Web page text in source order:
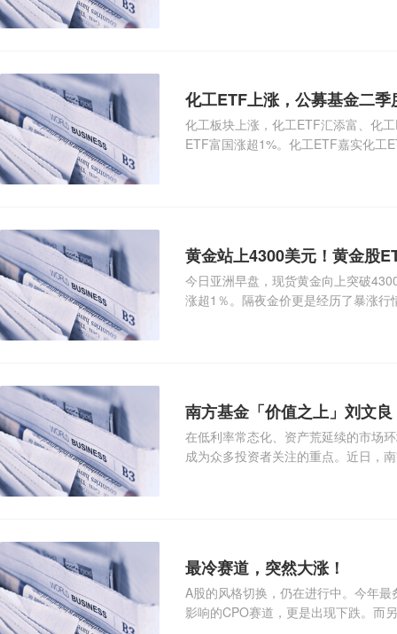
化工ETF上涨，公募基金二
化工板块上涨，化工ETF汇添富、化
ETF富国涨超1%。化工ETF嘉实化工
黄金站上4300美元！黄金股
今日亚洲早盘，现货黄金向上突破
涨超1％。隔夜金价更是经历了暴涨
南方基金「价值之上」刘文
在低利率常态化、资产荒延续的市场
成为众多投资者关注的重点。近日，
最冷赛道，突然大涨！
A股的风格切换，仍在进行中。今年
影响的CPO赛道，更是出现下跌。而